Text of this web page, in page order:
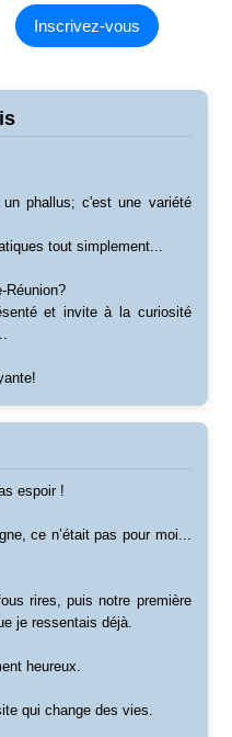
Inscrivez-vous
phallus; c'est une variété
tout simplement...
Réunion?
et invite à la curiosité
espoir !
ce n’était pas pour moi...
rires, puis notre première
je ressentais déjà.
heureux.
qui change des vies.